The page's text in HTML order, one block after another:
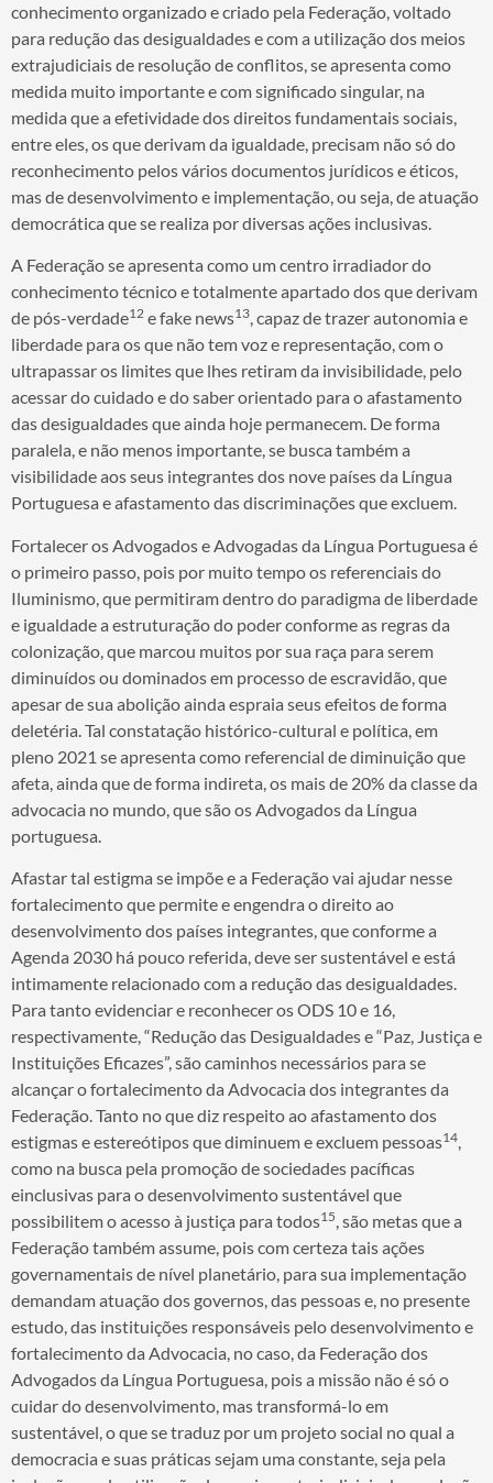
conhecimento organizado e criado pela Federação, voltado
para redução das desigualdades e com a utilização dos meios
extrajudiciais de resolução de conflitos, se apresenta como
medida muito importante e com significado singular, na
medida que a efetividade dos direitos fundamentais sociais,
entre eles, os que derivam da igualdade, precisam não só do
reconhecimento pelos vários documentos jurídicos e éticos,
mas de desenvolvimento e implementação, ou seja, de atuação
democrática que se realiza por diversas ações inclusivas.
A Federação se apresenta como um centro irradiador do
conhecimento técnico e totalmente apartado dos que derivam
de pós-verdade12 e fake news13, capaz de trazer autonomia e
liberdade para os que não tem voz e representação, com o
ultrapassar os limites que lhes retiram da invisibilidade, pelo
acessar do cuidado e do saber orientado para o afastamento
das desigualdades que ainda hoje permanecem. De forma
paralela, e não menos importante, se busca também a
visibilidade aos seus integrantes dos nove países da Língua
Portuguesa e afastamento das discriminações que excluem.
Fortalecer os Advogados e Advogadas da Língua Portuguesa é
o primeiro passo, pois por muito tempo os referenciais do
Iluminismo, que permitiram dentro do paradigma de liberdade
e igualdade a estruturação do poder conforme as regras da
colonização, que marcou muitos por sua raça para serem
diminuídos ou dominados em processo de escravidão, que
apesar de sua abolição ainda espraia seus efeitos de forma
deletéria. Tal constatação histórico-cultural e política, em
pleno 2021 se apresenta como referencial de diminuição que
afeta, ainda que de forma indireta, os mais de 20% da classe da
advocacia no mundo, que são os Advogados da Língua
portuguesa.
Afastar tal estigma se impõe e a Federação vai ajudar nesse
fortalecimento que permite e engendra o direito ao
desenvolvimento dos países integrantes, que conforme a
Agenda 2030 há pouco referida, deve ser sustentável e está
intimamente relacionado com a redução das desigualdades.
Para tanto evidenciar e reconhecer os ODS 10 e 16,
respectivamente, “Redução das Desigualdades e “Paz, Justiça e
Instituições Eficazes”, são caminhos necessários para se
alcançar o fortalecimento da Advocacia dos integrantes da
Federação. Tanto no que diz respeito ao afastamento dos
estigmas e estereótipos que diminuem e excluem pessoas14,
como na busca pela promoção de sociedades pacíficas
einclusivas para o desenvolvimento sustentável que
possibilitem o acesso à justiça para todos15, são metas que a
Federação também assume, pois com certeza tais ações
governamentais de nível planetário, para sua implementação
demandam atuação dos governos, das pessoas e, no presente
estudo, das instituições responsáveis pelo desenvolvimento e
fortalecimento da Advocacia, no caso, da Federação dos
Advogados da Língua Portuguesa, pois a missão não é só o
cuidar do desenvolvimento, mas transformá-lo em
sustentável, o que se traduz por um projeto social no qual a
democracia e suas práticas sejam uma constante, seja pela